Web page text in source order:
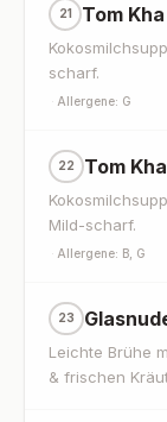
21 Tom
scharf.
· Allergene: G
22 Tom
Mild-scharf.
· Allergene: B, G
23
Leichte Brühe
& frischen